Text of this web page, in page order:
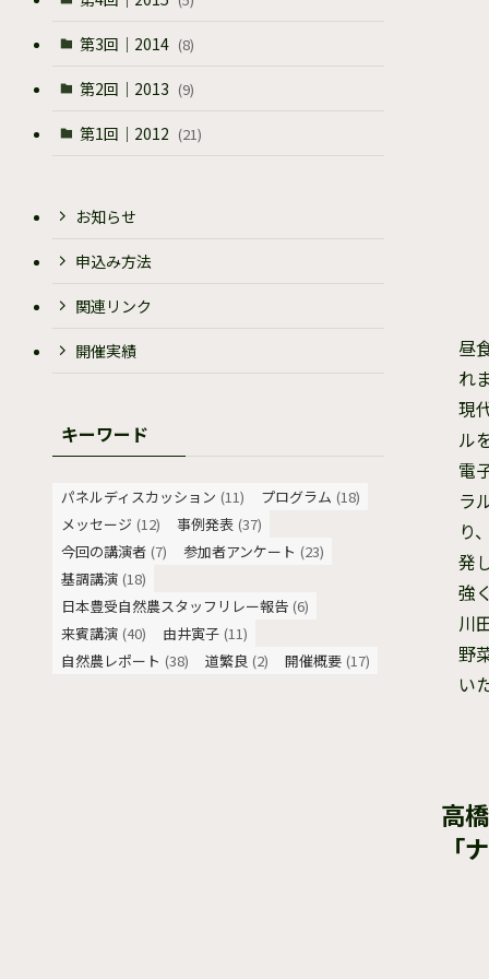
昼
れ
現
ル
電
ラ
り
発
強
川
野
い
高
「
第3回｜2014 (8)
第2回｜2013 (9)
第1回｜2012 (21)
お知らせ
申込み方法
関連リンク
開催実績
キーワード
パネルディスカッション (11) プログラム (18)
メッセージ (12) 事例発表 (37)
今回の講演者 (7) 参加者アンケート (23)
基調講演 (18)
日本豊受自然農スタッフリレー報告 (6)
来賓講演 (40) 由井寅子 (11)
自然農レポート (38) 道繁良 (2) 開催概要 (17)